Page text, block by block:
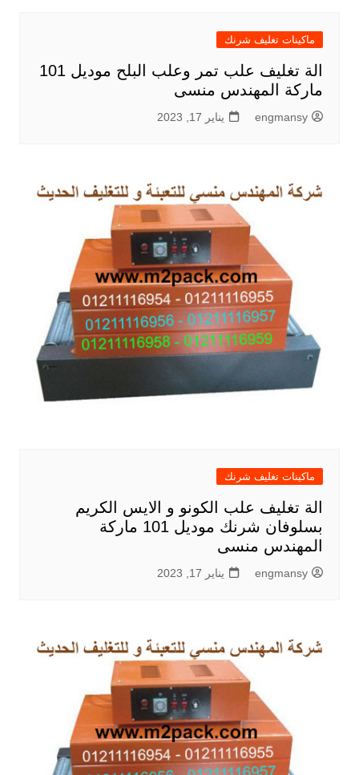
ماكينات تغليف شرنك
الة تغليف علب تمر وعلب البلح موديل 101
ماركة المهندس منسى
engmansy يناير 17, 2023
ماكينات تغليف شرنك
الة تغليف علب الكونو و الايس الكريم
بسلوفان شرنك موديل 101 ماركة
المهندس منسى
engmansy يناير 17, 2023